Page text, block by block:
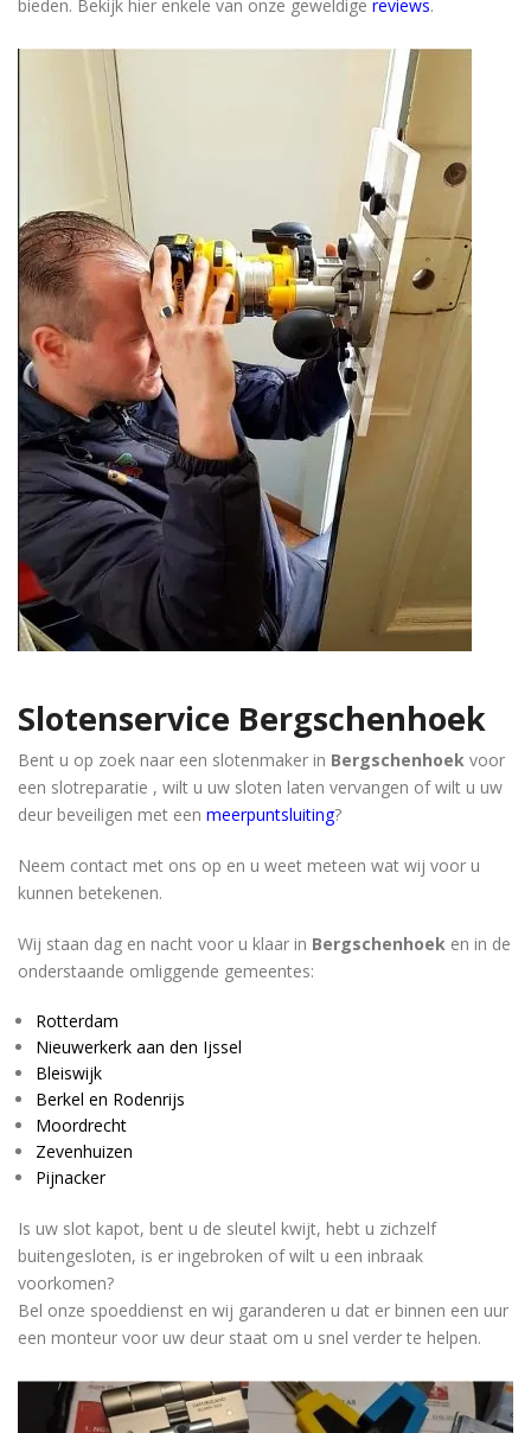
bieden. Bekijk hier enkele van onze geweldige reviews.
Slotenservice Bergschenhoek
Bent u op zoek naar een slotenmaker in Bergschenhoek voor
een slotreparatie , wilt u uw sloten laten vervangen of wilt u uw
deur beveiligen met een meerpuntsluiting?
Neem contact met ons op en u weet meteen wat wij voor u
kunnen betekenen.
Wij staan dag en nacht voor u klaar in Bergschenhoek en in de
onderstaande omliggende gemeentes:
Rotterdam
Nieuwerkerk aan den Ijssel
Bleiswijk
Berkel en Rodenrijs
Moordrecht
Zevenhuizen
Pijnacker
Is uw slot kapot, bent u de sleutel kwijt, hebt u zichzelf
buitengesloten, is er ingebroken of wilt u een inbraak
voorkomen?
Bel onze spoeddienst en wij garanderen u dat er binnen een uur
een monteur voor uw deur staat om u snel verder te helpen.